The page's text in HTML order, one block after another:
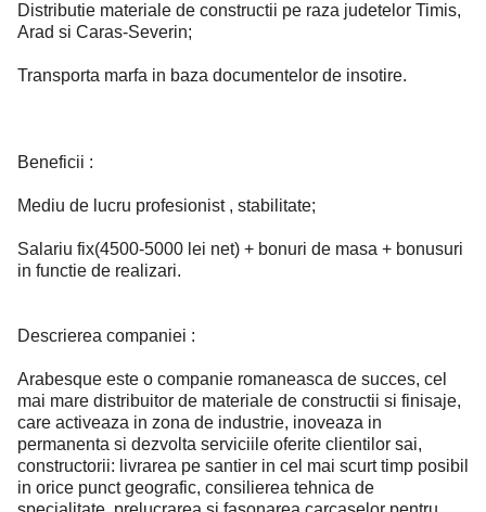
Distributie materiale de constructii pe raza judetelor Timis,
Arad si Caras-Severin;
Transporta marfa in baza documentelor de insotire.
Beneficii :
Mediu de lucru profesionist , stabilitate;
Salariu fix(4500-5000 lei net) + bonuri de masa + bonusuri
in functie de realizari.
Descrierea companiei :
Arabesque este o companie romaneasca de succes, cel
mai mare distribuitor de materiale de constructii si finisaje,
care activeaza in zona de industrie, inoveaza in
permanenta si dezvolta serviciile oferite clientilor sai,
constructorii: livrarea pe santier in cel mai scurt timp posibil
in orice punct geografic, consilierea tehnica de